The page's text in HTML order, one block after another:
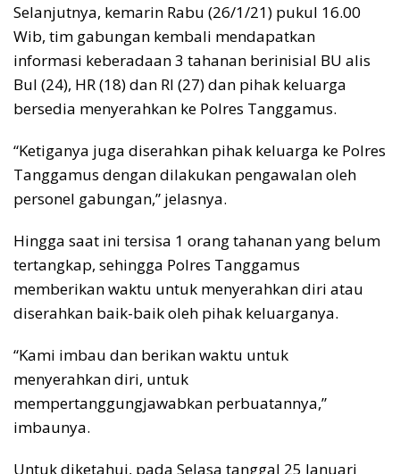
Selanjutnya, kemarin Rabu (26/1/21) pukul 16.00
Wib, tim gabungan kembali mendapatkan
informasi keberadaan 3 tahanan berinisial BU alis
Bul (24), HR (18) dan RI (27) dan pihak keluarga
bersedia menyerahkan ke Polres Tanggamus.
“Ketiganya juga diserahkan pihak keluarga ke Polres
Tanggamus dengan dilakukan pengawalan oleh
personel gabungan,” jelasnya.
Hingga saat ini tersisa 1 orang tahanan yang belum
tertangkap, sehingga Polres Tanggamus
memberikan waktu untuk menyerahkan diri atau
diserahkan baik-baik oleh pihak keluarganya.
“Kami imbau dan berikan waktu untuk
menyerahkan diri, untuk
mempertanggungjawabkan perbuatannya,”
imbaunya.
Untuk diketahui, pada Selasa tanggal 25 Januari